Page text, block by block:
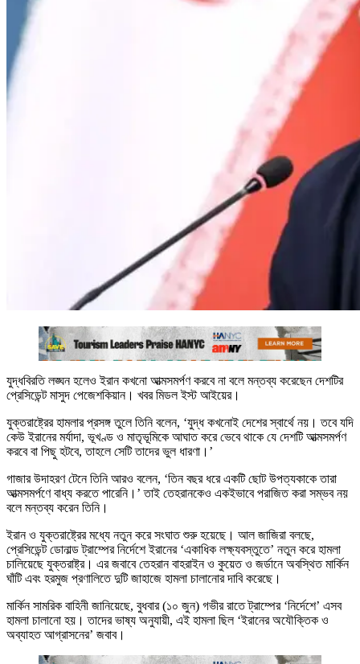
যুদ্ধবিরতি লঙ্ঘন হলেও ইরান কখনো আত্মসমর্পণ করবে না বলে মন্তব্য করেছেন দেশটির
প্রেসিডেন্ট মাসুদ পেজেশকিয়ান। খবর মিডল ইস্ট আইয়ের।
যুক্তরাষ্ট্রের হামলার প্রসঙ্গ তুলে তিনি বলেন, ‘যুদ্ধ কখনোই দেশের স্বার্থে নয়। তবে যদি
কেউ ইরানের মর্যাদা, ভূখণ্ড ও মাতৃভূমিকে আঘাত করে ভেবে থাকে যে দেশটি আত্মসমর্পণ
করবে বা পিছু হটবে, তাহলে সেটি তাদের ভুল ধারণা।’
গাজার উদাহরণ টেনে তিনি আরও বলেন, ‘তিন বছর ধরে একটি ছোট উপত্যকাকে তারা
আত্মসমর্পণে বাধ্য করতে পারেনি।’ তাই তেহরানকেও একইভাবে পরাজিত করা সম্ভব নয়
বলে মন্তব্য করেন তিনি।
ইরান ও যুক্তরাষ্ট্রের মধ্যে নতুন করে সংঘাত শুরু হয়েছে। আল জাজিরা বলছে,
প্রেসিডেন্ট ডোনাল্ড ট্রাম্পের নির্দেশে ইরানের ‘একাধিক লক্ষ্যবস্তুতে’ নতুন করে হামলা
চালিয়েছে যুক্তরাষ্ট্র। এর জবাবে তেহরান বাহরাইন ও কুয়েত ও জর্ডানে অবস্থিত মার্কিন
ঘাঁটি এবং হরমুজ প্রণালিতে দুটি জাহাজে হামলা চালানোর দাবি করেছে।
মার্কিন সামরিক বাহিনী জানিয়েছে, বুধবার (১০ জুন) গভীর রাতে ট্রাম্পের ‘নির্দেশে’ এসব
হামলা চালানো হয়। তাদের ভাষ্য অনুযায়ী, এই হামলা ছিল ‘ইরানের অযৌক্তিক ও
অব্যাহত আগ্রাসনের’ জবাব।